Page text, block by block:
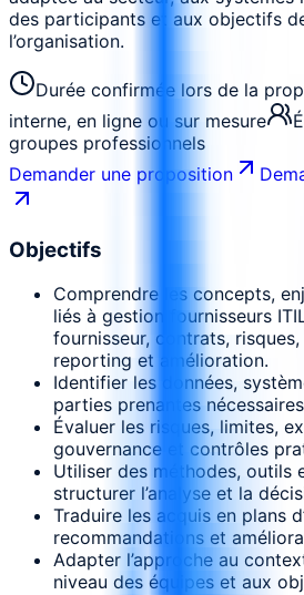
des participants et aux objectifs
l’organisation.
Durée confirmée lors de la
interne, en ligne ou sur mesure
groupes professionnels
Demander une proposition
Objectifs
Comprendre les concepts,
liés à gestion fournisseurs
fournisseur, contrats,
reporting et amélioration.
Identifier les données,
parties prenantes
Évaluer les risques, limites,
gouvernance et contrôles
Utiliser des méthodes, outils
structurer l’analyse et la
Traduire les acquis en plans
recommandations et
Adapter l’approche au
niveau des équipes et aux